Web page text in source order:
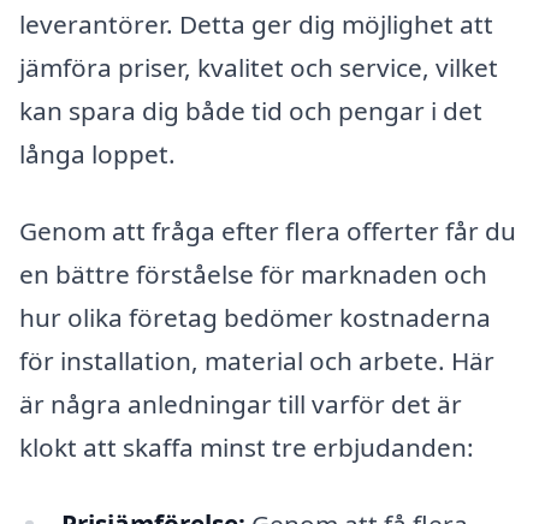
leverantörer. Detta ger dig möjlighet att
jämföra priser, kvalitet och service, vilket
kan spara dig både tid och pengar i det
långa loppet.
Genom att fråga efter flera offerter får du
en bättre förståelse för marknaden och
hur olika företag bedömer kostnaderna
för installation, material och arbete. Här
är några anledningar till varför det är
klokt att skaffa minst tre erbjudanden: